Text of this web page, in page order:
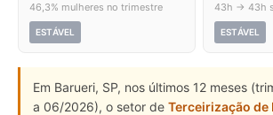
46,3% mulheres no trimestre
ESTÁVEL
43h → 43h
ESTÁVEL
Em Barueri, SP, nos últimos 12 meses
a 06/2026), o setor de Terceirização de